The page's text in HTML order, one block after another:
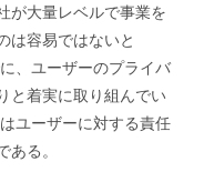
が大量レベルで事業を
は容易ではないと
、ユーザーのプライバ
と着実に取り組んでい
ユーザーに対する責任
る。